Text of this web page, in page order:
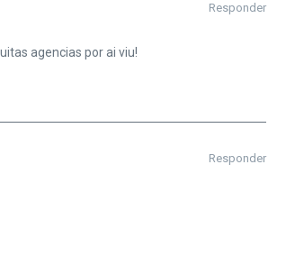
Responder
agencias por ai viu!
Responder